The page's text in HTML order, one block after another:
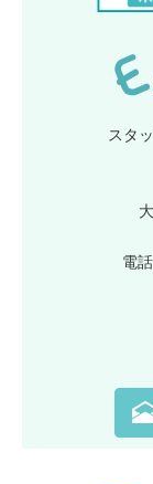
スタ
電